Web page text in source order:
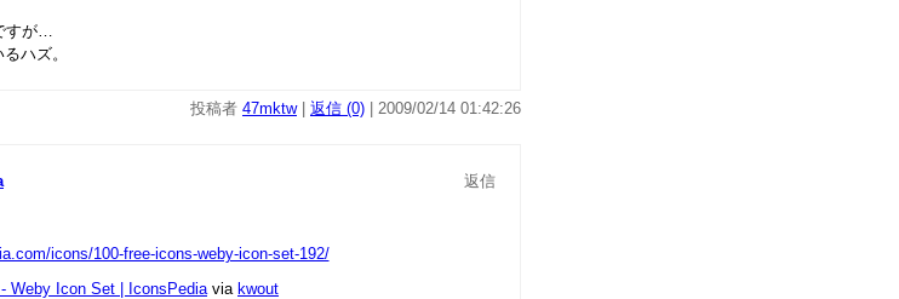
すが…
ハズ。
投稿者 47mktw| 返信 (0) | 2009/02/14 01:42:26
返信
Weby Icon Set | IconsPediavia kwout